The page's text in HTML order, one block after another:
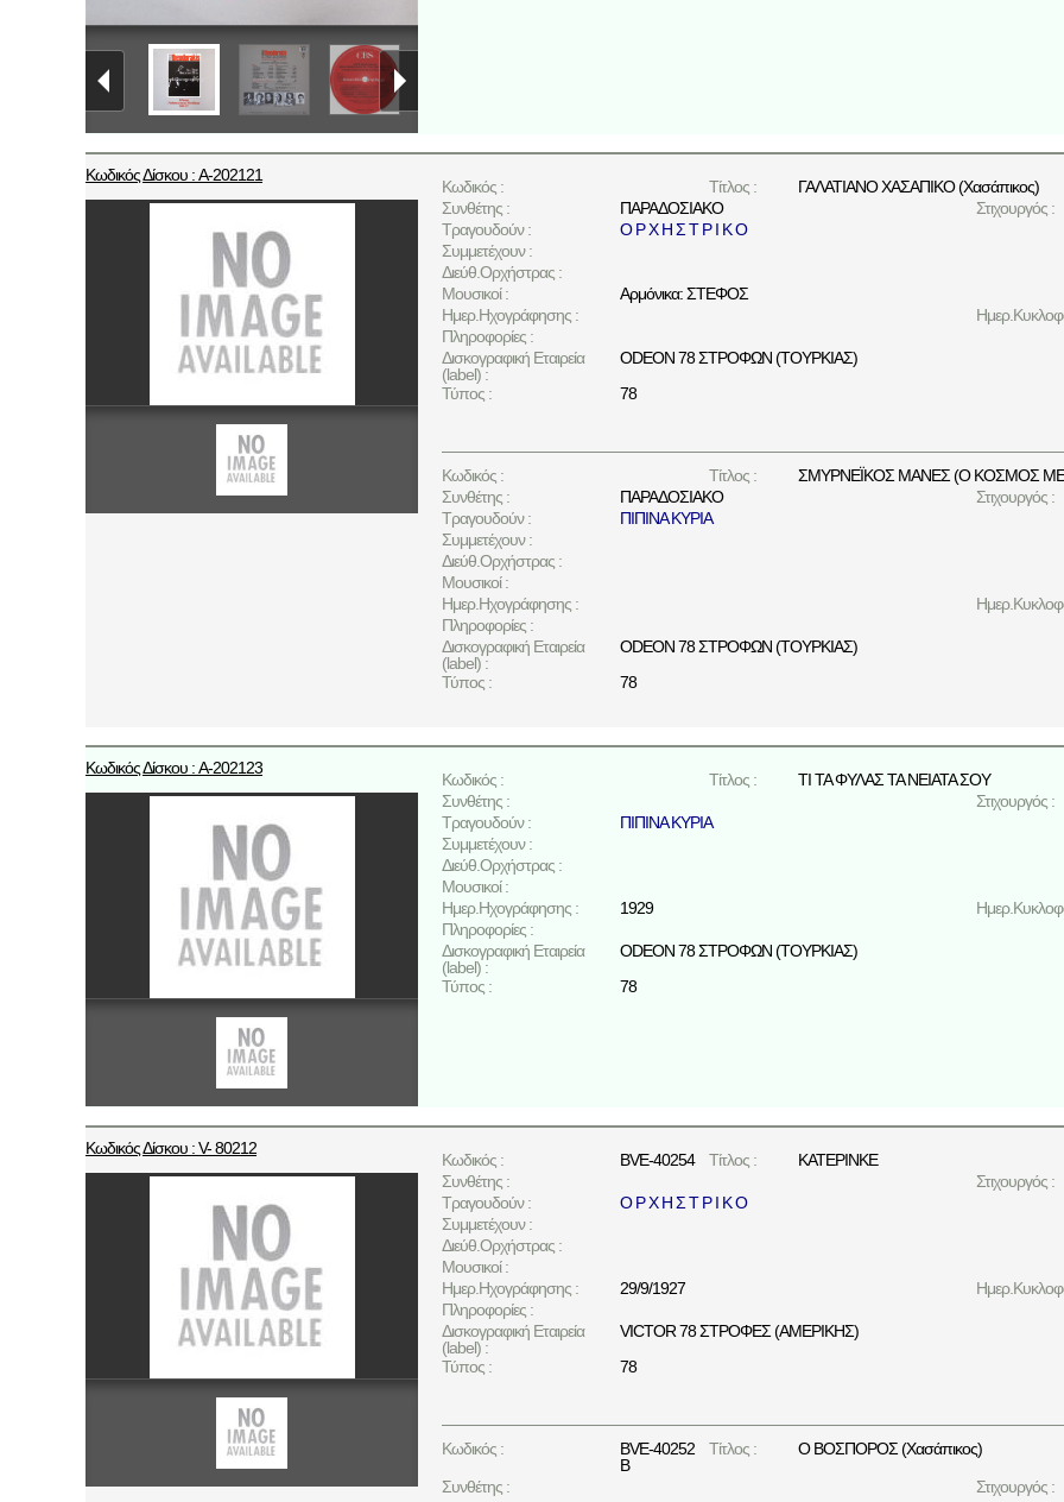
Κωδικός Δίσκου : A-202121
Κωδικός : Τίτλος :
ΓΑΛΑΤΙΑΝΟ ΧΑΣΑΠΙΚΟ (Χασάπικος)
Συνθέτης :
ΠΑΡΑΔΟΣΙΑΚΟ
Στιχουργός :
Τραγουδούν :
Ο Ρ Χ Η Σ Τ Ρ Ι Κ Ο
Συμμετέχουν :
Διεύθ.Ορχήστρας :
Μουσικοί :
Αρμόνικα: ΣΤΕΦΟΣ
Ημερ.Ηχογράφησης :
Πληροφορίες :
Δισκογραφική Εταιρεία
(label) :
ODEON 78 ΣΤΡΟΦΩΝ (ΤΟΥΡΚΙΑΣ)
Τύπος :
78
Κωδικός : Τίτλος :
ΣΜΥΡΝΕΪΚΟΣ ΜΑΝΕΣ (Ο ΚΟΣΜΟΣ ΜΕ
Συνθέτης :
ΠΑΡΑΔΟΣΙΑΚΟ Στιχουργός :
Τραγουδούν :
ΠΙΠΙΝΑ ΚΥΡΙΑ
Συμμετέχουν :
Διεύθ.Ορχήστρας :
Μουσικοί :
Ημερ.Ηχογράφησης :
Πληροφορίες :
Δισκογραφική Εταιρεία
(label) :
ODEON 78 ΣΤΡΟΦΩΝ (ΤΟΥΡΚΙΑΣ)
Τύπος :
78
Κωδικός Δίσκου : A-202123
Κωδικός : Τίτλος :
ΤΙ ΤΑ ΦΥΛΑΣ ΤΑ ΝΕΙΑΤΑ ΣΟΥ
Συνθέτης :
Στιχουργός :
Τραγουδούν :
ΠΙΠΙΝΑ ΚΥΡΙΑ
Συμμετέχουν :
Διεύθ.Ορχήστρας :
Μουσικοί :
Ημερ.Ηχογράφησης :
1929
Πληροφορίες :
Δισκογραφική Εταιρεία
(label) :
ODEON 78 ΣΤΡΟΦΩΝ (ΤΟΥΡΚΙΑΣ)
Τύπος :
78
Κωδικός Δίσκου : V- 80212
Κωδικός : BVE-40254 Τίτλος :
ΚΑΤΕΡΙΝΚΕ
Συνθέτης :
Στιχουργός :
Τραγουδούν :
Ο Ρ Χ Η Σ Τ Ρ Ι Κ Ο
Συμμετέχουν :
Διεύθ.Ορχήστρας :
Μουσικοί :
Ημερ.Ηχογράφησης :
29/9/1927
Πληροφορίες :
Δισκογραφική Εταιρεία
(label) :
VICTOR 78 ΣΤΡΟΦΕΣ (ΑΜΕΡΙΚΗΣ)
Τύπος :
78
Κωδικός :
BVE-40252
B
Τίτλος :
Ο ΒΟΣΠΟΡΟΣ (Χασάπικος)
Συνθέτης :
Στιχουργός :